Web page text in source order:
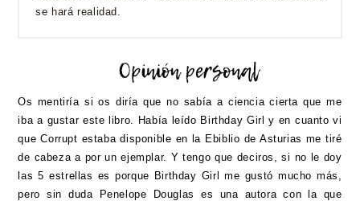
se hará realidad.
Os mentiría si os diría que no sabía a ciencia cierta que me
iba a gustar este libro. Había leído Birthday Girl y en cuanto vi
que Corrupt estaba disponible en la Ebiblio de Asturias me tiré
de cabeza a por un ejemplar. Y tengo que deciros, si no le doy
las 5 estrellas es porque Birthday Girl me gustó mucho más,
pero sin duda Penelope Douglas es una autora con la que